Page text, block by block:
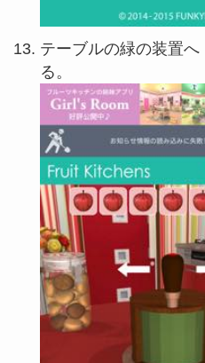
テーブルの緑の装置
る。